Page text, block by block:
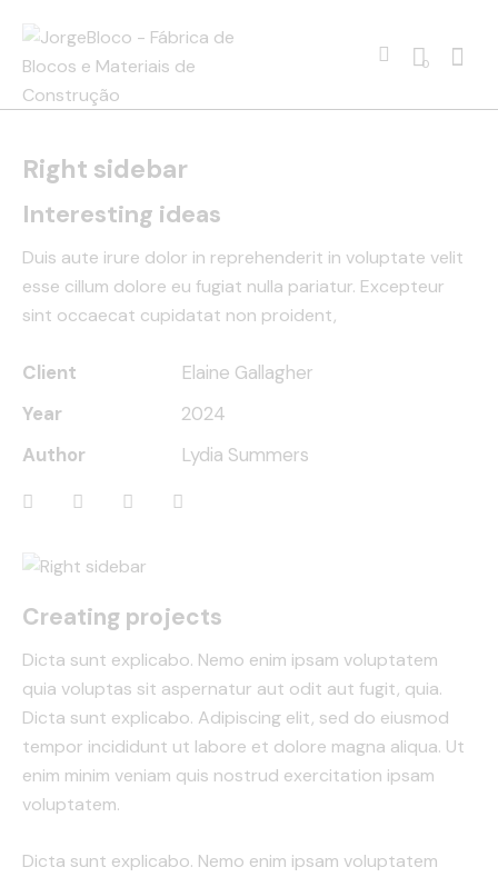
0
Right sidebar
Creating projects
Dicta sunt explicabo. Nemo enim ipsam voluptatem
quia voluptas sit aspernatur aut odit aut fugit, quia.
Dicta sunt explicabo. Adipiscing elit, sed do eiusmod
tempor incididunt ut labore et dolore magna aliqua. Ut
enim minim veniam quis nostrud exercitation ipsam
voluptatem.
Dicta sunt explicabo. Nemo enim ipsam voluptatem
Interesting ideas
Duis aute irure dolor in reprehenderit in voluptate velit
esse cillum dolore eu fugiat nulla pariatur. Excepteur
sint occaecat cupidatat non proident,
Client
Elaine Gallagher
Year
2024
Author
Lydia Summers